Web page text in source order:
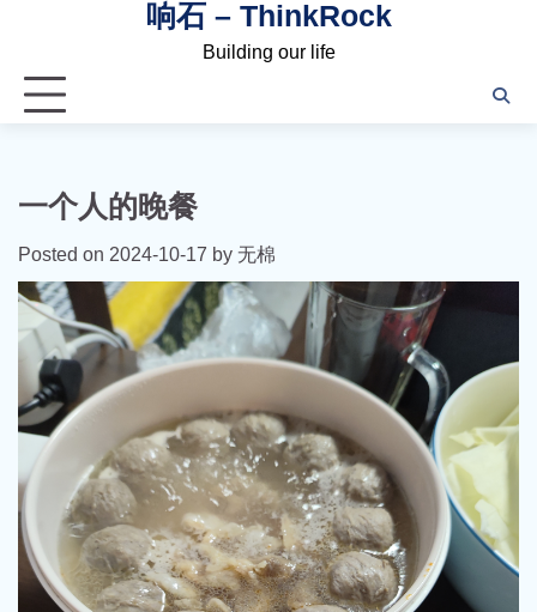
响石 – ThinkRock
Building our life
一个人的晚餐
Posted on 2024-10-17 by 无棉